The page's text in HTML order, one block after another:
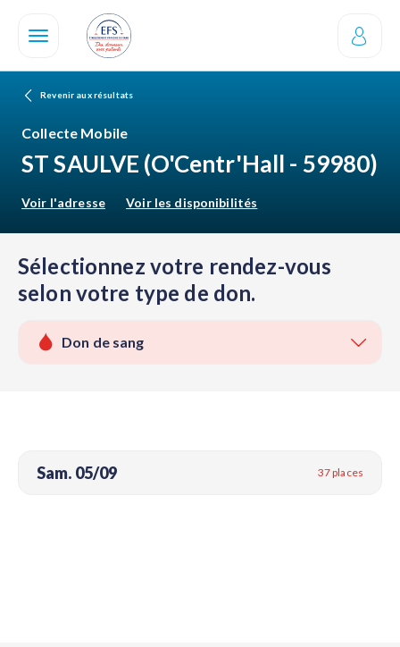
contenu
Revenir aux résultats
Collecte Mobile
ST SAULVE (O'Centr'Hall - 59980)
Voir l'adresse Voir les disponibilités
Sélectionnez votre rendez-vous
selon votre type de don.
Don de sang
Sam. 05/09 37 places